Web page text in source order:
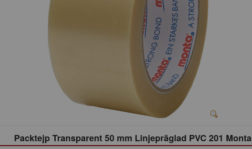
Packtejp Transparent 50 mm Linjepräglad PVC 201 Monta